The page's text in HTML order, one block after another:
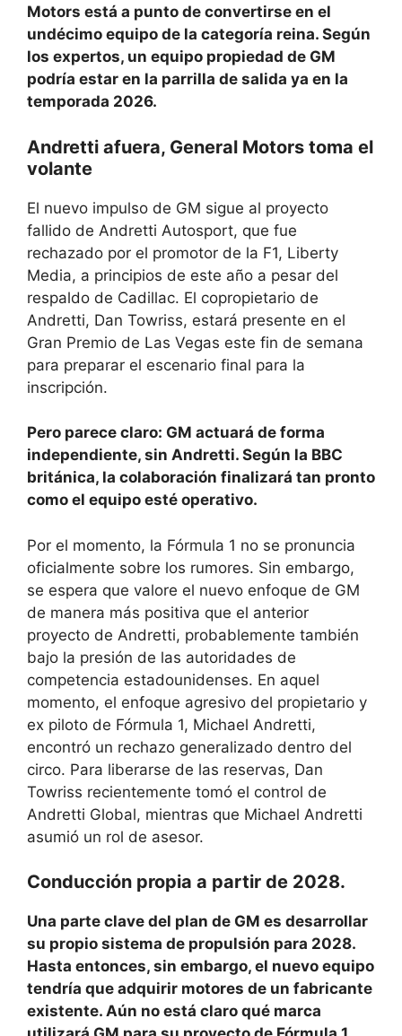
Motors está a punto de convertirse en el
undécimo equipo de la categoría reina. Según
los expertos, un equipo propiedad de GM
podría estar en la parrilla de salida ya en la
temporada 2026.
Andretti afuera, General Motors toma el
volante
El nuevo impulso de GM sigue al proyecto
fallido de Andretti Autosport, que fue
rechazado por el promotor de la F1, Liberty
Media, a principios de este año a pesar del
respaldo de Cadillac. El copropietario de
Andretti, Dan Towriss, estará presente en el
Gran Premio de Las Vegas este fin de semana
para preparar el escenario final para la
inscripción.
Pero parece claro: GM actuará de forma
independiente, sin Andretti. Según la BBC
británica, la colaboración finalizará tan pronto
como el equipo esté operativo.
Por el momento, la Fórmula 1 no se pronuncia
oficialmente sobre los rumores. Sin embargo,
se espera que valore el nuevo enfoque de GM
de manera más positiva que el anterior
proyecto de Andretti, probablemente también
bajo la presión de las autoridades de
competencia estadounidenses. En aquel
momento, el enfoque agresivo del propietario y
ex piloto de Fórmula 1, Michael Andretti,
encontró un rechazo generalizado dentro del
circo. Para liberarse de las reservas, Dan
Towriss recientemente tomó el control de
Andretti Global, mientras que Michael Andretti
asumió un rol de asesor.
Conducción propia a partir de 2028.
Una parte clave del plan de GM es desarrollar
su propio sistema de propulsión para 2028.
Hasta entonces, sin embargo, el nuevo equipo
tendría que adquirir motores de un fabricante
existente. Aún no está claro qué marca